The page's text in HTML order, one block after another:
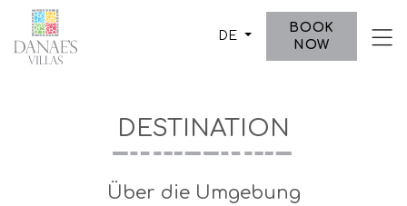
DE
BOOK
NOW
ABOUT US
VILLAS
DESTINATION
Über die Umgebung